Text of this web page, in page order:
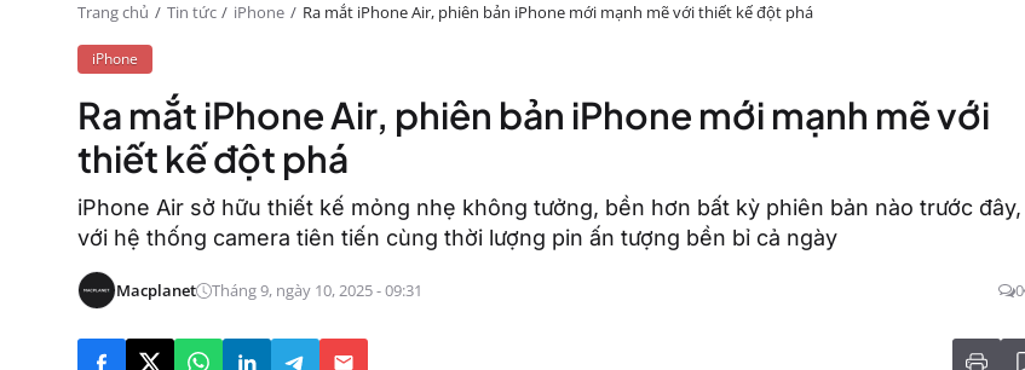
Trang chủ Tin tức iPhone Ra mắt iPhone Air, phiên bản iPhone mới mạnh mẽ với thiết kế đột phá
iPhone
Ra mắt iPhone Air, phiên bản iPhone mới mạnh mẽ với
thiết kế đột phá
iPhone Air sở hữu thiết kế mỏng nhẹ không tưởng, bền hơn bất kỳ phiên bản nào trước đây,
với hệ thống camera tiên tiến cùng thời lượng pin ấn tượng bền bỉ cả ngày
Macplanet Tháng 9, ngày 10, 2025 - 09:31 0